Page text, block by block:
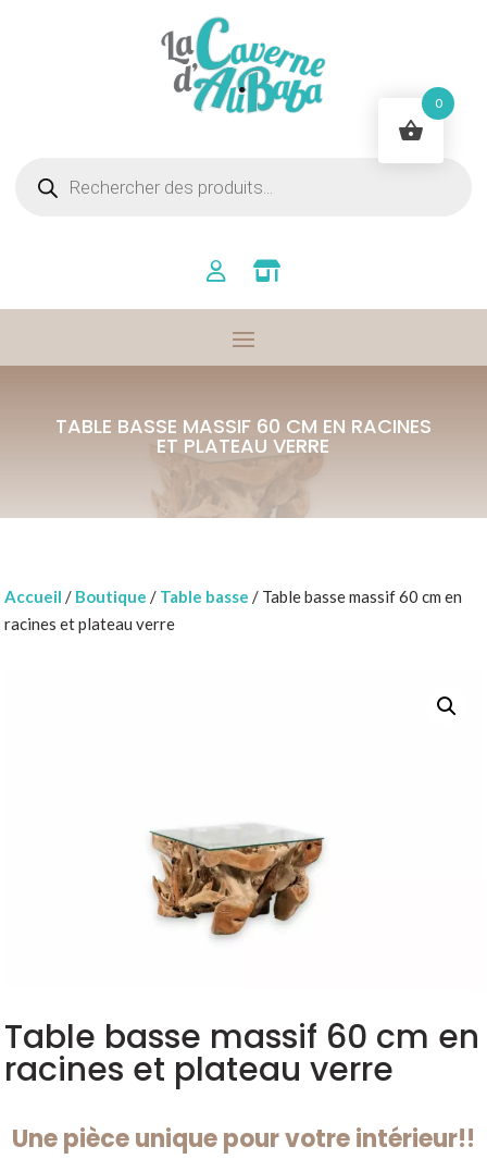
produits
TABLE BASSE MASSIF 60 CM EN RACINES
ET PLATEAU VERRE
Accueil / Boutique / Table basse / Table basse massif 60 cm en
racines et plateau verre
Table basse massif 60 cm en
racines et plateau verre
Une pièce unique pour votre intérieur!!
0